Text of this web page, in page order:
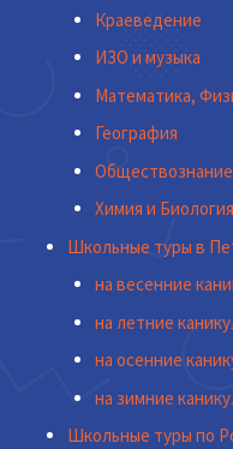
Краеведение
ИЗО и музыка
Математика,
География
Обществознание
Химия и Биология
Школьные туры в
на весенние
на летние
на осенние
на зимние
Школьные туры по